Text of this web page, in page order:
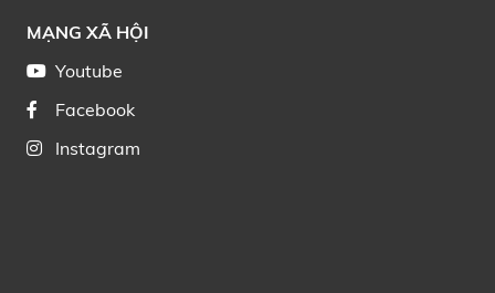
MẠNG XÃ HỘI
Youtube
Facebook
Instagram